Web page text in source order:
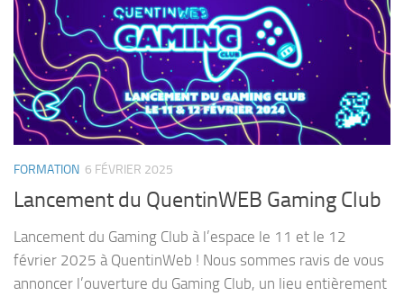
FORMATION 6 FÉVRIER 2025
Lancement du QuentinWEB Gaming Club
Lancement du Gaming Club à l’espace le 11 et le 12
février 2025 à QuentinWeb ! Nous sommes ravis de vous
annoncer l’ouverture du Gaming Club, un lieu entièrement